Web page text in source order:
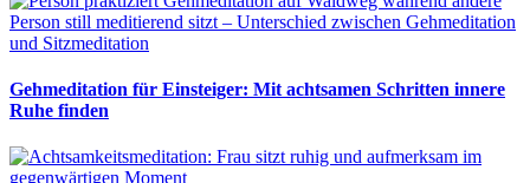
Gehmeditation für Einsteiger: Mit achtsamen Schritten innere
Ruhe finden